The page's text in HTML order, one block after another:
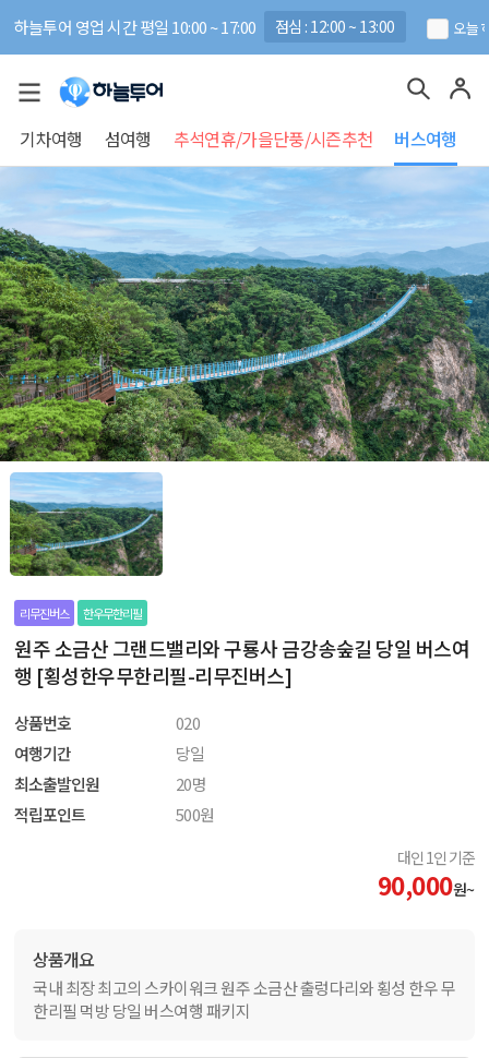
하늘투어 영업 시간 평일 10:00 ~ 17:00 점심 : 12:00 ~ 13:00 오늘
기차여행 섬여행 추석연휴/가을단풍/시즌추천 버스여행
리무진버스 한우무한리필
원주 소금산 그랜드밸리와 구룡사 금강송숲길 당일 버스여
행 [횡성한우무한리필-리무진버스]
상품번호
020
여행기간
당일
최소출발인원
20명
적립포인트
500원
대인 1인 기준
90,000원~
상품개요
국내 최장 최고의 스카이워크 원주 소금산 출렁다리와 횡성 한우 무
한리필 먹방 당일 버스여행 패키지